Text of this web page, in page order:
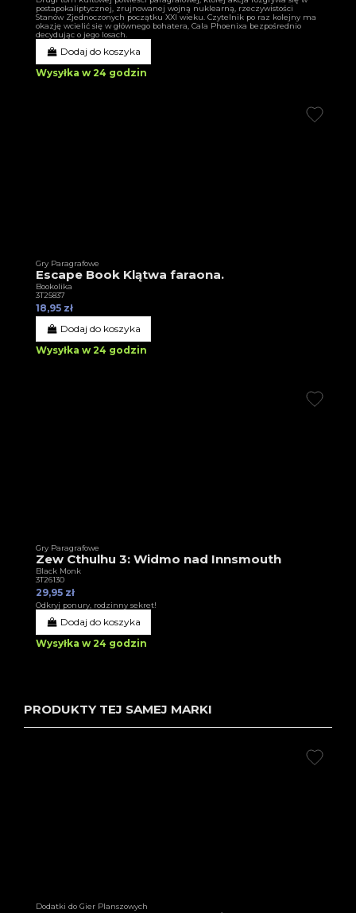
postapokaliptycznej, zrujnowanej wojną nuklearną, rzeczywistości
Stanów Zjednoczonych początku XXI wieku. Czytelnik po raz kolejny ma
okazję wcielić się w głównego bohatera, Cala Phoenixa bezpośrednio
decydując o jego losach.
Dodaj do koszyka
Wysyłka w 24 godzin
Gry Paragrafowe
Escape Book Klątwa faraona.
Bookolika
3T25837
18,95 zł
Dodaj do koszyka
Wysyłka w 24 godzin
Gry Paragrafowe
Zew Cthulhu 3: Widmo nad Innsmouth
Black Monk
3T26130
29,95 zł
Odkryj ponury, rodzinny sekret!
Dodaj do koszyka
Wysyłka w 24 godzin
PRODUKTY TEJ SAMEJ MARKI
Dodatki do Gier Planszowych